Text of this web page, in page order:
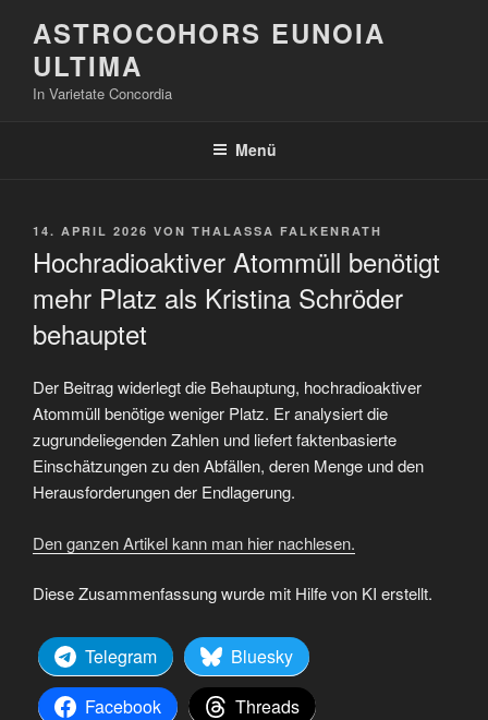
Inhalt
springen
ASTROCOHORS EUNOIA
ULTIMA
In Varietate Concordia
Menü
VERÖFFENTLICHT
14. APRIL 2026 VON THALASSA FALKENRATH
Hochradioaktiver Atommüll benötigt
mehr Platz als Kristina Schröder
behauptet
Der Beitrag widerlegt die Behauptung, hochradioaktiver
Atommüll benötige weniger Platz. Er analysiert die
zugrundeliegenden Zahlen und liefert faktenbasierte
Einschätzungen zu den Abfällen, deren Menge und den
Herausforderungen der Endlagerung.
Den ganzen Artikel kann man hier nachlesen.
Diese Zusammenfassung wurde mit Hilfe von KI erstellt.
Telegram
Bluesky
Facebook
Threads